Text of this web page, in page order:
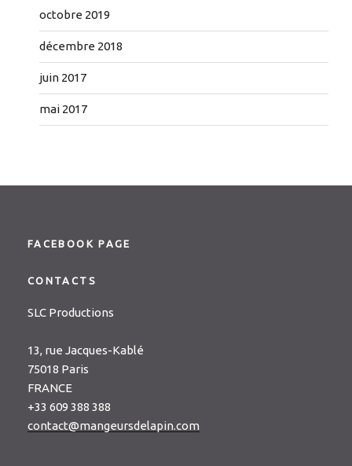
octobre 2019
décembre 2018
juin 2017
mai 2017
FACEBOOK PAGE
CONTACTS
SLC Productions
13, rue Jacques-Kablé
75018 Paris
FRANCE
+33 609 388 388
contact@mangeursdelapin.com